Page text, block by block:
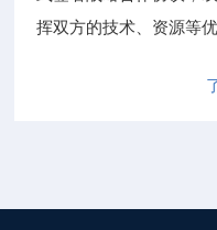
挥双方的技术、资源等